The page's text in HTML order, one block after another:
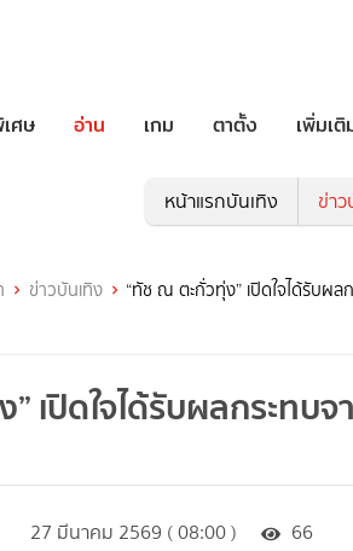
ศษ อ่าน เกม ตาตั้ง เพิ่มเติ
หน้าแรกบันเทิง ข่า
ข่าวบันเทิง “ทัช ณ ตะกั่วทุ่ง” เปิดใจได้รับผ
เปิดใจได้รับผลกระทบ
27 มีนาคม 2569 ( 08:00 ) 66